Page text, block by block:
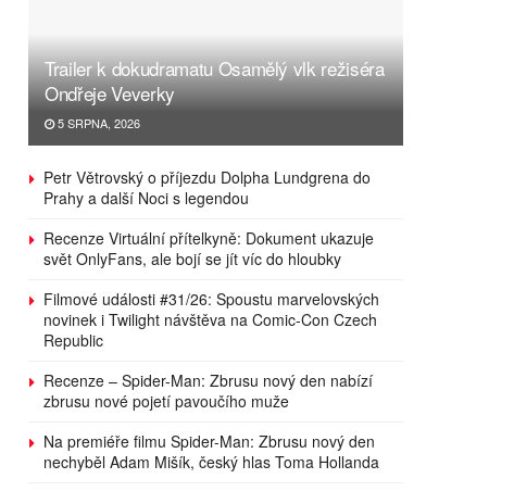
Trailer k dokudramatu Osamělý vlk režiséra
Ondřeje Veverky
5 SRPNA, 2026
Petr Větrovský o příjezdu Dolpha Lundgrena do
Prahy a další Noci s legendou
Recenze Virtuální přítelkyně: Dokument ukazuje
svět OnlyFans, ale bojí se jít víc do hloubky
Filmové události #31/26: Spoustu marvelovských
novinek i Twilight návštěva na Comic-Con Czech
Republic
Recenze – Spider-Man: Zbrusu nový den nabízí
zbrusu nové pojetí pavoučího muže
Na premiéře filmu Spider-Man: Zbrusu nový den
nechyběl Adam Mišík, český hlas Toma Hollanda